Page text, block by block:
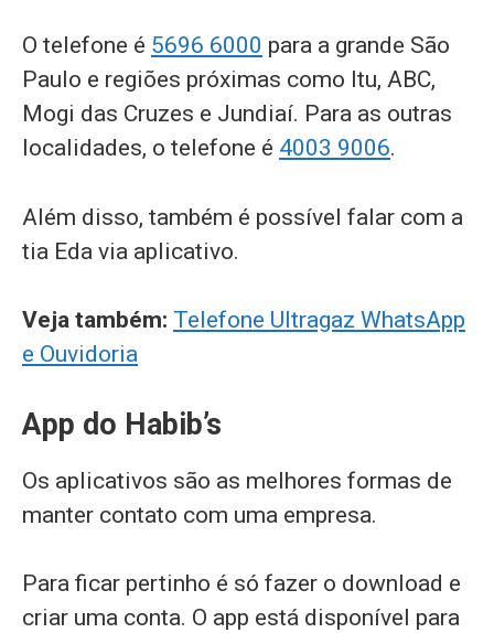
O telefone é 5696 6000 para a grande São
Paulo e regiões próximas como Itu, ABC,
Mogi das Cruzes e Jundiaí. Para as outras
localidades, o telefone é 4003 9006.
Além disso, também é possível falar com a
tia Eda via aplicativo.
Veja também: Telefone Ultragaz WhatsApp
e Ouvidoria
App do Habib’s
Os aplicativos são as melhores formas de
manter contato com uma empresa.
Para ficar pertinho é só fazer o download e
criar uma conta. O app está disponível para